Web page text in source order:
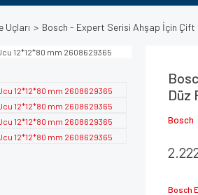
Uçları Bosch - Expert Serisi Ahşap İçin Çift
Düz
Bosch
Bosch